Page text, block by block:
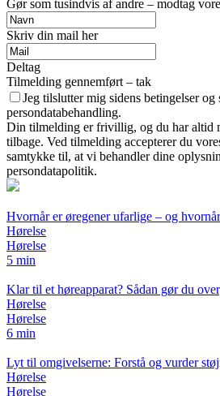
Gør som tusindvis af andre – modtag
Skriv din mail her
Deltag
Tilmelding gennemført – tak
Jeg tilslutter mig sidens betingelser
persondatabehandling.
Din tilmelding er frivillig, og du har altid
tilbage. Ved tilmelding accepterer du
samtykke til, at vi behandler dine
persondatapolitik.
Hvornår er øregener ufarlige – og
Hørelse
Hørelse
5 min
Klar til et høreapparat? Sådan gør du
Hørelse
Hørelse
6 min
Lyt til omgivelserne: Forstå og vurder
Hørelse
Hørelse